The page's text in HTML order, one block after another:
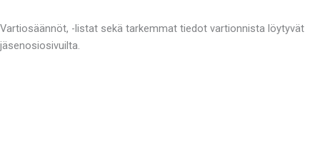
Vartiosäännöt, -listat sekä tarkemmat tiedot vartionnista löytyvät
jäsenosiosivuilta.